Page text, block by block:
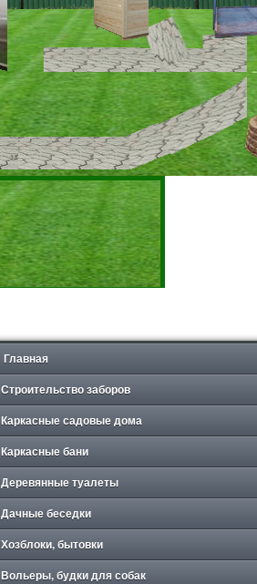
Главная
Строительство заборов
Каркасные садовые дома
Каркасные бани
Деревянные туалеты
Дачные беседки
Хозблоки, бытовки
Вольеры, будки для собак